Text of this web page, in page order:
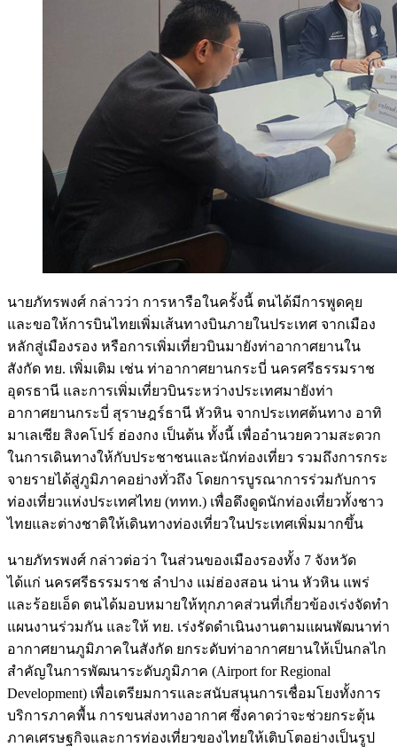
นายภัทรพงศ์ กล่าวว่า การหารือในครั้งนี้ ตนได้มีการพูดคุย
และขอให้การบินไทยเพิ่มเส้นทางบินภายในประเทศ จากเมือง
หลักสู่เมืองรอง หรือการเพิ่มเที่ยวบินมายังท่าอากาศยานใน
สังกัด ทย. เพิ่มเติม เช่น ท่าอากาศยานกระบี่ นครศรีธรรมราช
อุดรธานี และการเพิ่มเที่ยวบินระหว่างประเทศมายังท่า
อากาศยานกระบี่ สุราษฎร์ธานี หัวหิน จากประเทศต้นทาง อาทิ
มาเลเซีย สิงคโปร์ ฮ่องกง เป็นต้น ทั้งนี้ เพื่ออำนวยความสะดวก
ในการเดินทางให้กับประชาชนและนักท่องเที่ยว รวมถึงการกระ
จายรายได้สู่ภูมิภาคอย่างทั่วถึง โดยการบูรณาการร่วมกับการ
ท่องเที่ยวแห่งประเทศไทย (ททท.) เพื่อดึงดูดนักท่องเที่ยวทั้งชาว
ไทยและต่างชาติให้เดินทางท่องเที่ยวในประเทศเพิ่มมากขึ้น
นายภัทรพงศ์ กล่าวต่อว่า ในส่วนของเมืองรองทั้ง 7 จังหวัด
ได้แก่ นครศรีธรรมราช ลำปาง แม่ฮ่องสอน น่าน หัวหิน แพร่
และร้อยเอ็ด ตนได้มอบหมายให้ทุกภาคส่วนที่เกี่ยวข้องเร่งจัดทำ
แผนงานร่วมกัน และให้ ทย. เร่งรัดดำเนินงานตามแผนพัฒนาท่า
อากาศยานภูมิภาคในสังกัด ยกระดับท่าอากาศยานให้เป็นกลไก
สำคัญในการพัฒนาระดับภูมิภาค (Airport for Regional
Development) เพื่อเตรียมการและสนับสนุนการเชื่อมโยงทั้งการ
บริการภาคพื้น การขนส่งทางอากาศ ซึ่งคาดว่าจะช่วยกระตุ้น
ภาคเศรษฐกิจและการท่องเที่ยวของไทยให้เติบโตอย่างเป็นรูป